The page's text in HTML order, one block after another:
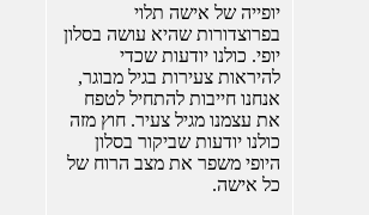
יופייה של אישה תלוי
בפרוצדורות שהיא עושה בסלון
יופי. כולנו יודעות שכדי
להיראות צעירות בגיל מבוגר,
אנחנו חייבות להתחיל לטפח
את עצמנו מגיל צעיר. חוץ מזה
כולנו יודעות שביקור בסלון
היופי משפר את מצב הרוח של
כל אישה.